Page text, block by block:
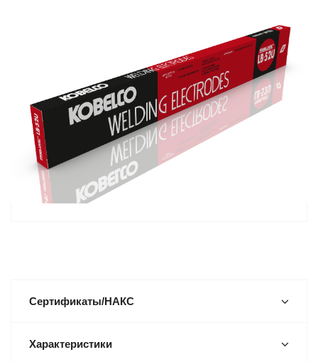
Сертификаты/НАКС
Характеристики